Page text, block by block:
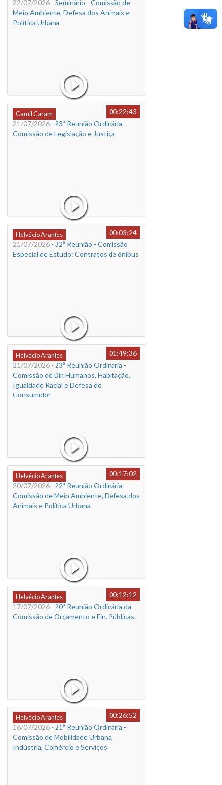
22/07/2026 - Seminário - Comissão de
Meio Ambiente, Defesa dos Animais e
Política Urbana
Camil Caram
00:22:43
21/07/2026 - 23ª Reunião Ordinária -
Comissão de Legislação e Justiça
Helvécio Arantes
00:03:24
21/07/2026 - 32ª Reunião - Comissão
Especial de Estudo: Contratos de ônibus
Helvécio Arantes
01:49:36
21/07/2026 - 23ª Reunião Ordinária -
Comissão de Dir. Humanos, Habitação,
Igualdade Racial e Defesa do
Consumidor
Helvécio Arantes
00:17:02
20/07/2026 - 22ª Reunião Ordinária -
Comissão de Meio Ambiente, Defesa dos
Animais e Política Urbana
Helvécio Arantes
00:12:12
17/07/2026 - 20ª Reunião Ordinária da
Comissão de Orçamento e Fin. Públicas.
Helvécio Arantes
00:26:52
16/07/2026 - 21ª Reunião Ordinária -
Comissão de Mobilidade Urbana,
Indústria, Comércio e Serviços